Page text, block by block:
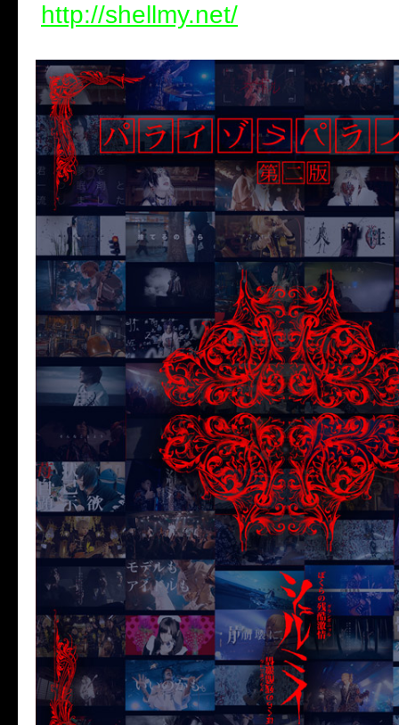
http://shellmy.net/